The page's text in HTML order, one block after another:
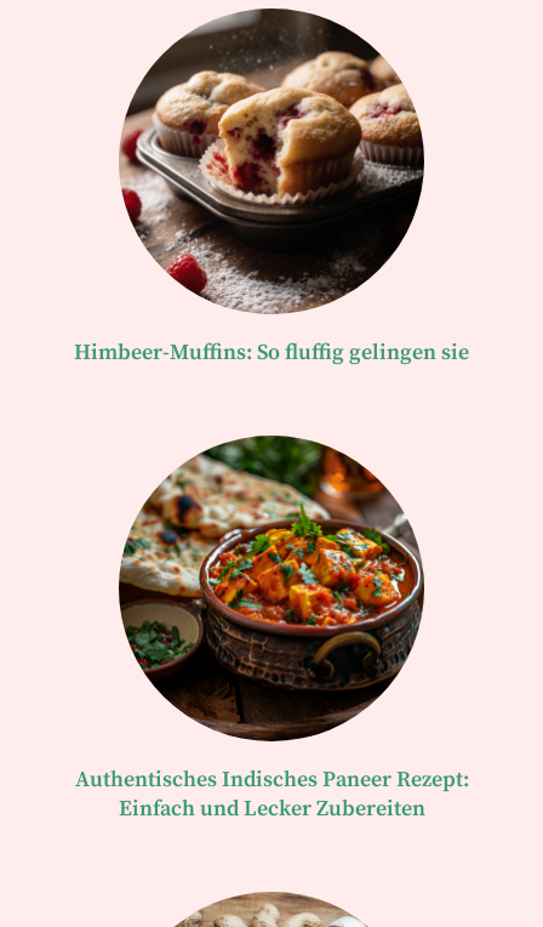
Himbeer-Muffins: So fluffig gelingen sie
Authentisches Indisches Paneer Rezept:
Einfach und Lecker Zubereiten